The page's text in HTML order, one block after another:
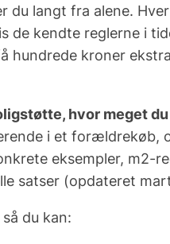
du langt fra alene.
de kendte reglerne i
hundrede kroner
hvor meget
i et
eksempler,
satser (opdateret
du kan: